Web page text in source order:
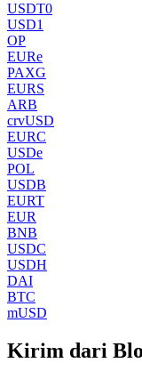
USDT0
USD1
OP
EURe
PAXG
EURS
ARB
crvUSD
EURC
USDe
POL
USDB
EURT
EUR
BNB
USDC
USDH
DAI
BTC
mUSD
Kirim dari